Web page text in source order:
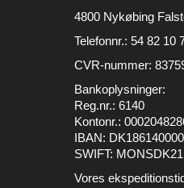
4800 Nykøbing
Telefonnr.: 54 82 10
CVR-nummer:
Bankoplysninger:
Reg.nr.: 6140
Kontonr.:
IBAN:
SWIFT: MONSDK21
Vores